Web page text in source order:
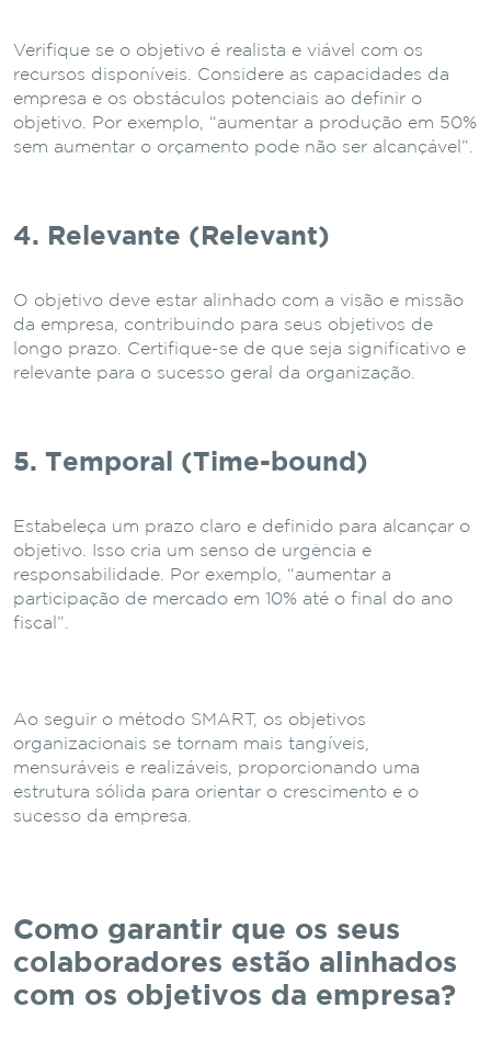
Verifique se o objetivo é realista e viável com os
recursos disponíveis. Considere as capacidades da
empresa e os obstáculos potenciais ao definir o
objetivo. Por exemplo, “aumentar a produção em 50%
sem aumentar o orçamento pode não ser alcançável”.
4. Relevante (Relevant)
O objetivo deve estar alinhado com a visão e missão
da empresa, contribuindo para seus objetivos de
longo prazo. Certifique-se de que seja significativo e
relevante para o sucesso geral da organização.
5. Temporal (Time-bound)
Estabeleça um prazo claro e definido para alcançar o
objetivo. Isso cria um senso de urgência e
responsabilidade. Por exemplo, “aumentar a
participação de mercado em 10% até o final do ano
fiscal”.
Ao seguir o método SMART, os objetivos
organizacionais se tornam mais tangíveis,
mensuráveis ​​e realizáveis, proporcionando uma
estrutura sólida para orientar o crescimento e o
sucesso da empresa.
Como garantir que os seus
colaboradores estão alinhados
com os objetivos da empresa?